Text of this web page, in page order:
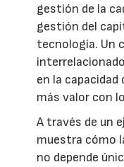
gestión de la
gestión del
tecnología. Un
en la capacidad
más valor con
A través de un
muestra cómo
no depende